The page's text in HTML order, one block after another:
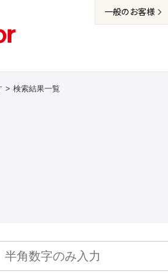
一般のお客様
検索結果一覧